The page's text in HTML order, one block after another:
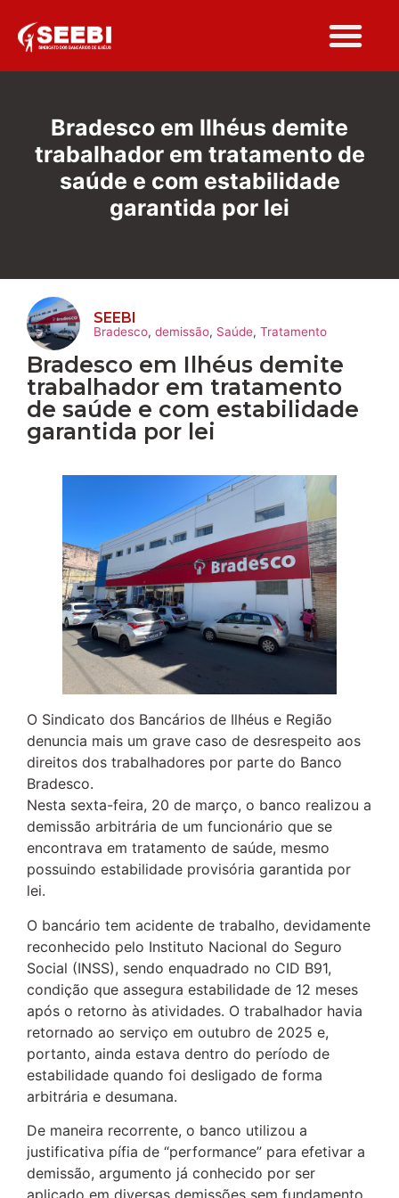
Bradesco em Ilhéus demite
trabalhador em tratamento de
saúde e com estabilidade
garantida por lei
SEEBI
Bradesco, demissão, Saúde, Tratamento
Bradesco em Ilhéus demite
trabalhador em tratamento
de saúde e com estabilidade
garantida por lei
O Sindicato dos Bancários de Ilhéus e Região
denuncia mais um grave caso de desrespeito aos
direitos dos trabalhadores por parte do Banco
Bradesco.
Nesta sexta-feira, 20 de março, o banco realizou a
demissão arbitrária de um funcionário que se
encontrava em tratamento de saúde, mesmo
possuindo estabilidade provisória garantida por
lei.
O bancário tem acidente de trabalho, devidamente
reconhecido pelo Instituto Nacional do Seguro
Social (INSS), sendo enquadrado no CID B91,
condição que assegura estabilidade de 12 meses
após o retorno às atividades. O trabalhador havia
retornado ao serviço em outubro de 2025 e,
portanto, ainda estava dentro do período de
estabilidade quando foi desligado de forma
arbitrária e desumana.
De maneira recorrente, o banco utilizou a
justificativa pífia de “performance” para efetivar a
demissão, argumento já conhecido por ser